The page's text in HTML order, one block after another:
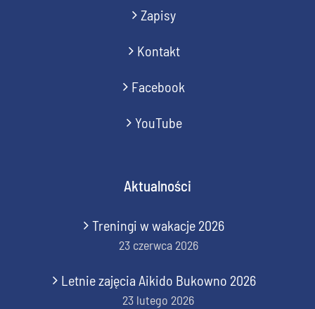
Zapisy
Kontakt
Facebook
YouTube
Aktualności
Treningi w wakacje 2026
23 czerwca 2026
Letnie zajęcia Aikido Bukowno 2026
23 lutego 2026